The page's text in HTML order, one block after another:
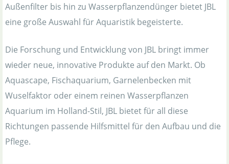
Außenfilter bis hin zu Wasserpflanzendünger bietet JBL
eine große Auswahl für Aquaristik begeisterte.
Die Forschung und Entwicklung von JBL bringt immer
wieder neue, innovative Produkte auf den Markt. Ob
Aquascape, Fischaquarium, Garnelenbecken mit
Wuselfaktor oder einem reinen Wasserpflanzen
Aquarium im Holland-Stil, JBL bietet für all diese
Richtungen passende Hilfsmittel für den Aufbau und die
Pflege.